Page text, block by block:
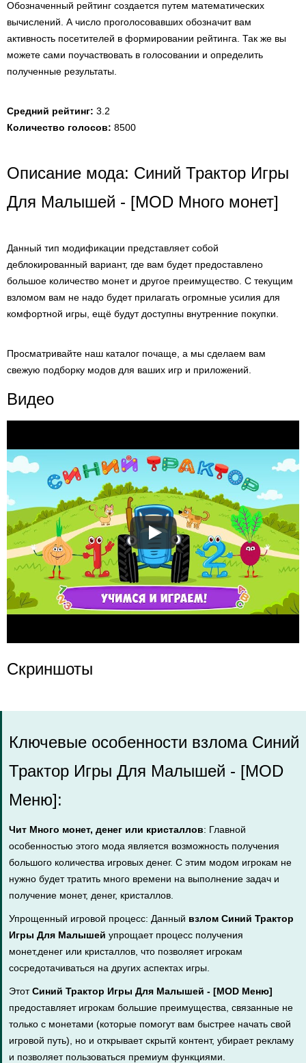
Обозначенный рейтинг создается путем математических
вычислений. А число проголосовавших обозначит вам
активность посетителей в формировании рейтинга. Так же вы
можете сами поучаствовать в голосовании и определить
полученные результаты.
Средний рейтинг: 3.2
Количество голосов: 8500
Описание мода: Синий Трактор Игры
Для Малышей - [MOD Много монет]
Данный тип модификации представляет собой
деблокированный вариант, где вам будет предоставлено
большое количество монет и другое преимущество. С текущим
взломом вам не надо будет прилагать огромные усилия для
комфортной игры, ещё будут доступны внутренние покупки.
Просматривайте наш каталог почаще, а мы сделаем вам
свежую подборку модов для ваших игр и приложений.
Видео
Скриншоты
Ключевые особенности взлома Синий
Трактор Игры Для Малышей - [MOD
Меню]:
Чит Много монет, денег или кристаллов: Главной
особенностью этого мода является возможность получения
большого количества игровых денег. С этим модом игрокам не
нужно будет тратить много времени на выполнение задач и
получение монет, денег, кристаллов.
Упрощенный игровой процесс: Данный взлом Синий Трактор
Игры Для Малышей упрощает процесс получения
монет,денег или кристаллов, что позволяет игрокам
сосредотачиваться на других аспектах игры.
ЭтотСиний Трактор Игры Для Малышей - [MOD Меню]
предоставляет игрокам большие преимущества, связанные не
только с монетами (которые помогут вам быстрее начать свой
игровой путь), но и открывает скрытй контент, убирает рекламу
и позволяет пользоваться премиум функциями.